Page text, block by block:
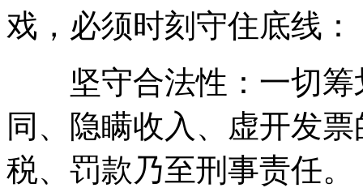
戏，必须时刻守住底线：
坚守合法性：一切筹
同、隐瞒收入、虚开发
税、罚款乃至刑事责任。